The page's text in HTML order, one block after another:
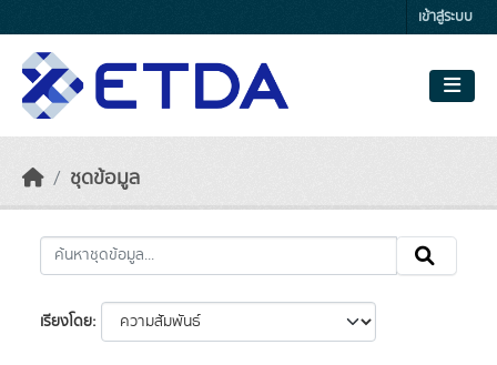
เข้าสู่ระบบ
ชุดข้อมูล
เรียงโดย